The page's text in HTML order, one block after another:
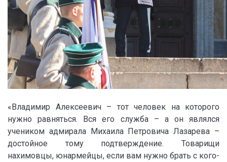
«Владимир Алексеевич – тот человек на которого
нужно равняться. Вся его служба – а он являлся
учеником адмирала Михаила Петровича Лазарева –
достойное тому подтверждение. Товарищи
нахимовцы, юнармейцы, если вам нужно брать с кого-